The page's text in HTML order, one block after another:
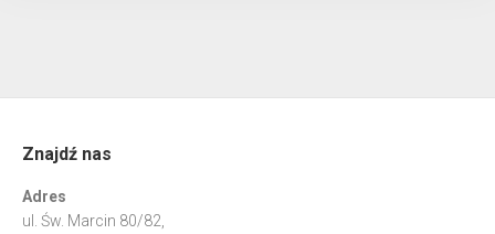
Znajdź nas
Adres
ul. Św. Marcin 80/82,